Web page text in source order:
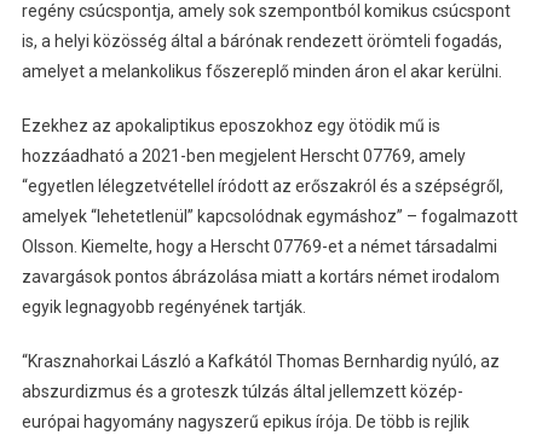
regény csúcspontja, amely sok szempontból komikus csúcspont
is, a helyi közösség által a bárónak rendezett örömteli fogadás,
amelyet a melankolikus főszereplő minden áron el akar kerülni.
Ezekhez az apokaliptikus eposzokhoz egy ötödik mű is
hozzáadható a 2021-ben megjelent Herscht 07769, amely
“egyetlen lélegzetvétellel íródott az erőszakról és a szépségről,
amelyek “lehetetlenül” kapcsolódnak egymáshoz” – fogalmazott
Olsson. Kiemelte, hogy a Herscht 07769-et a német társadalmi
zavargások pontos ábrázolása miatt a kortárs német irodalom
egyik legnagyobb regényének tartják.
“Krasznahorkai László a Kafkától Thomas Bernhardig nyúló, az
abszurdizmus és a groteszk túlzás által jellemzett közép-
európai hagyomány nagyszerű epikus írója. De több is rejlik